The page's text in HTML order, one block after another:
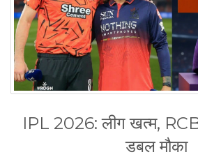
IPL 2026: लीग खत्म,
डबल मौका